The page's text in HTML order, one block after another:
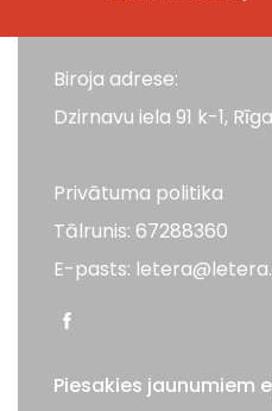
Biroja adrese:
Dzirnavu iela 91 k-1,
Privātuma politika
Tālrunis: 67288360
E-pasts:
Piesakies jaunumiem